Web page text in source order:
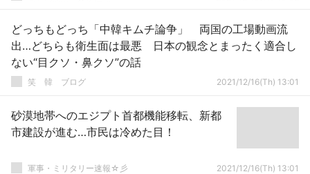
どっちもどっち「中韓キムチ論争」 両国の工場動画流
出…どちらも衛生面は最悪 日本の観念とまったく適合し
ない“目クソ・鼻クソ”の話
笑 韓 ブログ 2021/12/16(Th) 13:01
砂漠地帯へのエジプト首都機能移転、新都
市建設が進む…市民は冷めた目！
軍事・ミリタリー速報☆彡 2021/12/16(Th) 13:01